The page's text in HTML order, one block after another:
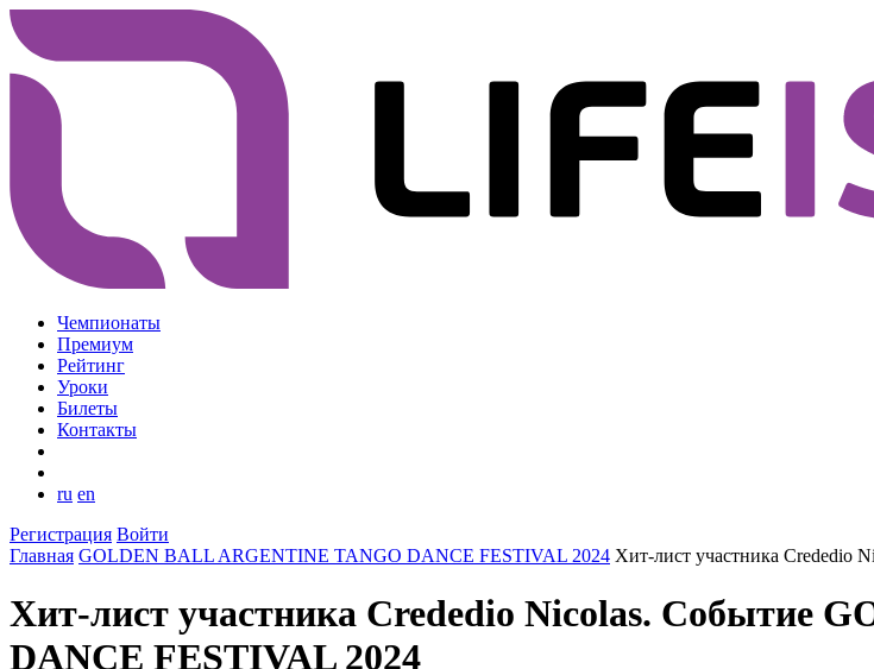
Чемпионаты
Премиум
Рейтинг
Уроки
Билеты
Контакты
ru en
Регистрация Войти
Главная GOLDEN BALL ARGENTINE TANGO DANCE FESTIVAL 2024 Хит-лист участника Crededio
Хит-лист участника Crededio Nicolas. Событие
DANCE FESTIVAL 2024